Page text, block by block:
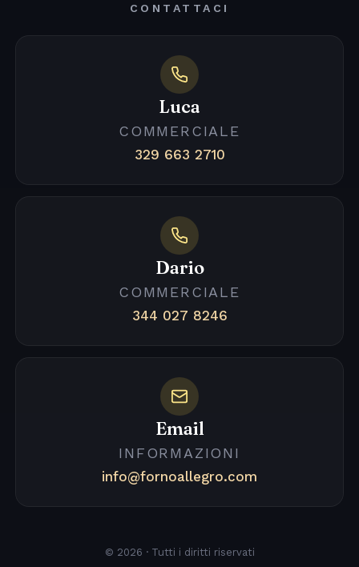
CONTATTACI
Luca
COMMERCIALE
329 663 2710
Dario
COMMERCIALE
344 027 8246
Email
INFORMAZIONI
info@fornoallegro.com
© 2026 · Tutti i diritti riservati